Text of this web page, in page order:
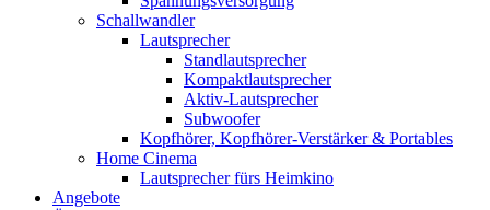
Schallwandler
Lautsprecher
Standlautsprecher
Kompaktlautsprecher
Aktiv-Lautsprecher
Subwoofer
Kopfhörer, Kopfhörer-Verstärker & Portables
Home Cinema
Lautsprecher fürs Heimkino
Angebote